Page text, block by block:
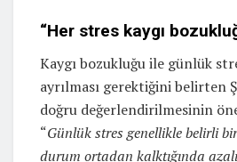
“Her stres kaygı
Kaygı bozukluğu ile günlük
ayrılması gerektiğini belirten
doğru değerlendirilmesinin
“Günlük stres genellikle belirli
durum ortadan kalktığında